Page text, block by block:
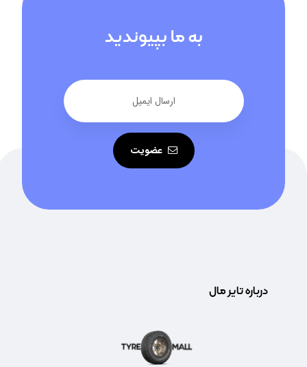
به ما بپیوندید
عضویت
درباره تایر مال